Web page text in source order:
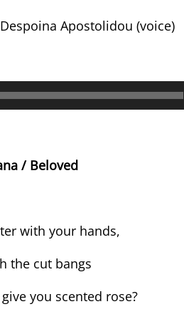
Apostolidou (voice)
Lecteur
audio
/ Beloved
with your hands,
the cut bangs
you scented rose?